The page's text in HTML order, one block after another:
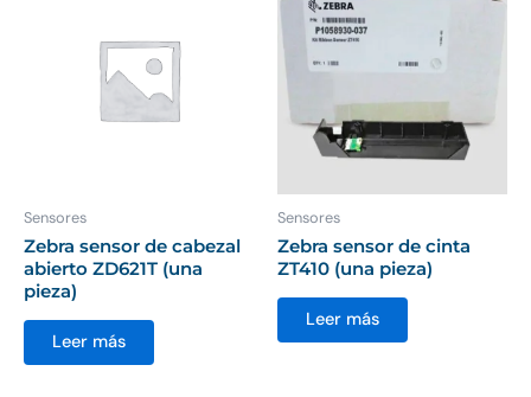
Sensores
Zebra sensor de cabezal
abierto ZD621T (una
pieza)
Leer más
Sensores
Zebra sensor de cinta
ZT410 (una pieza)
Leer más